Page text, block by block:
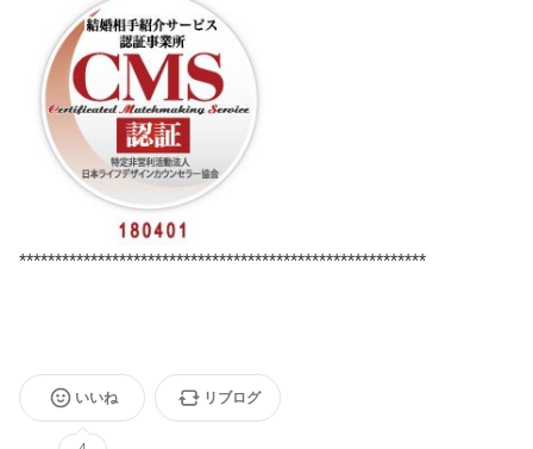
*********************************************************
いいね リブログ